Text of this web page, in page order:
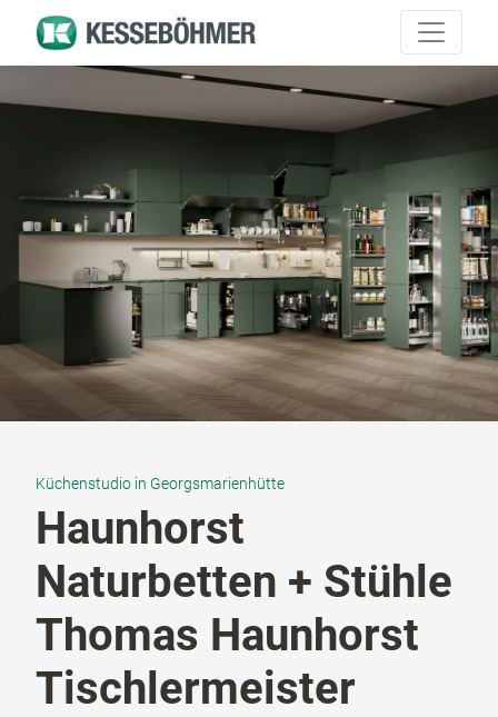
Küchenstudio in Georgsmarienhütte
Haunhorst
Naturbetten + Stühle
Thomas Haunhorst
Tischlermeister